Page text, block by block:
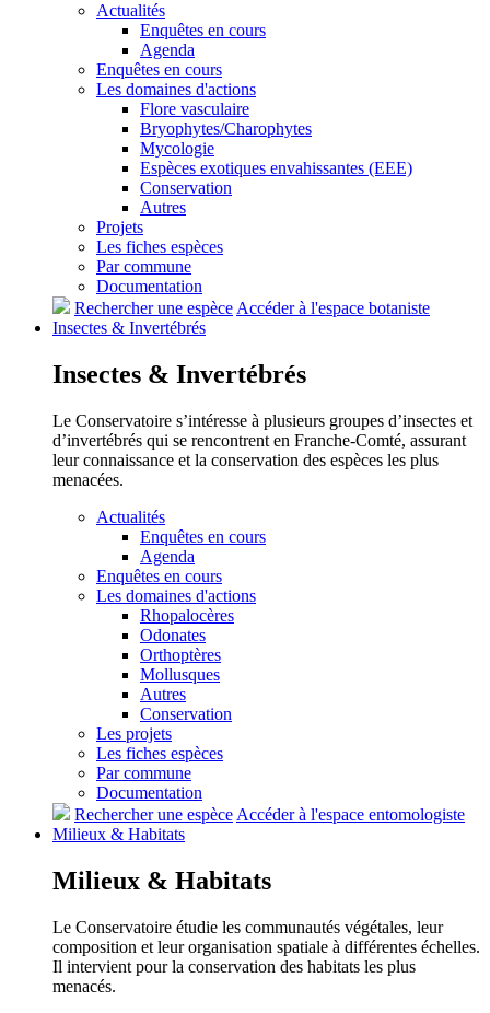
Actualités
Enquêtes en cours
Agenda
Enquêtes en cours
Les domaines d'actions
Flore vasculaire
Bryophytes/Charophytes
Mycologie
Espèces exotiques envahissantes (EEE)
Conservation
Autres
Projets
Les fiches espèces
Par commune
Documentation
Rechercher une espèceAccéder à l'espace botaniste
Insectes & Invertébrés
Insectes & Invertébrés
Le Conservatoire s’intéresse à plusieurs groupes d’insectes et
d’invertébrés qui se rencontrent en Franche-Comté, assurant
leur connaissance et la conservation des espèces les plus
menacées.
Actualités
Enquêtes en cours
Agenda
Enquêtes en cours
Les domaines d'actions
Rhopalocères
Odonates
Orthoptères
Mollusques
Autres
Conservation
Les projets
Les fiches espèces
Par commune
Documentation
Rechercher une espèce Accéder à l'espace entomologiste
Milieux & Habitats
Milieux & Habitats
Le Conservatoire étudie les communautés végétales, leur
composition et leur organisation spatiale à différentes échelles.
Il intervient pour la conservation des habitats les plus
menacés.